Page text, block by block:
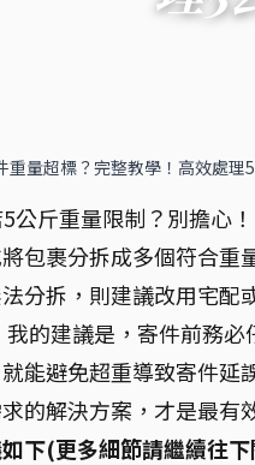
重量超標？完整教學！高效處
公斤重量限制？別擔心
包裹分拆成多個符合
分拆，則建議改用宅
的建議是，寄件前務
能避免超重導致寄件
的解決方案，才是最有
下(更多細節請繼續往